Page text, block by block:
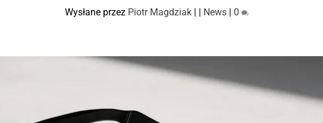
Wysłane przez Piotr Magdziak| | News| 0